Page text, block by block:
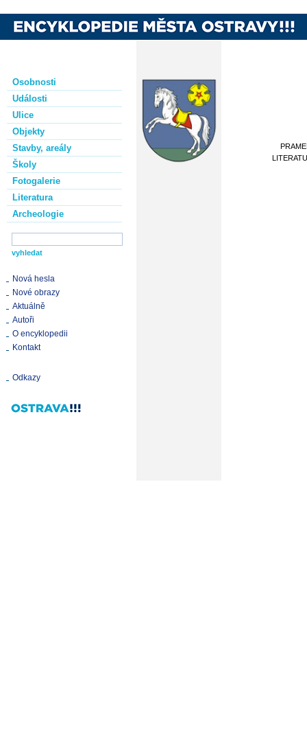
Osobnosti
Události
Ulice
Objekty
Stavby, areály
Školy
Fotogalerie
Literatura
Archeologie
Nová hesla
Nové obrazy
Aktuálně
Autoři
O encyklopedii
Kontakt
Odkazy